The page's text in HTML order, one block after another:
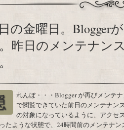
の金曜日。Blogger
昨日のメンテナン
、午後３時頃ま
で閲覧できていた前日のメンテナン
の対象になっているように、アクセ
たような状態で、24時間前のメンテナ